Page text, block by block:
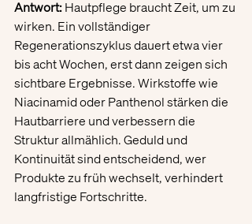
Antwort: Hautpflege braucht Zeit, um zu
wirken. Ein vollständiger
Regenerationszyklus dauert etwa vier
bis acht Wochen, erst dann zeigen sich
sichtbare Ergebnisse. Wirkstoffe wie
Niacinamid oder Panthenol stärken die
Hautbarriere und verbessern die
Struktur allmählich. Geduld und
Kontinuität sind entscheidend, wer
Produkte zu früh wechselt, verhindert
langfristige Fortschritte.